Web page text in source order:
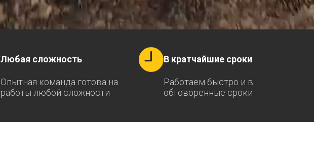
Любая сложность
Опытная команда готова на
работы любой сложности
В кратчайшие сроки
Работаем быстро и в
обговоренные сроки